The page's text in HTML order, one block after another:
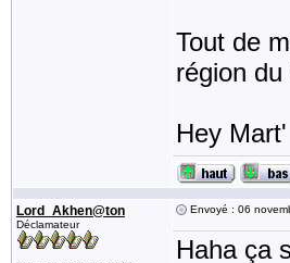
Tout de
région
Hey
Lord_Akhen@ton
Déclamateur
Envoyé : 06
Haha ça